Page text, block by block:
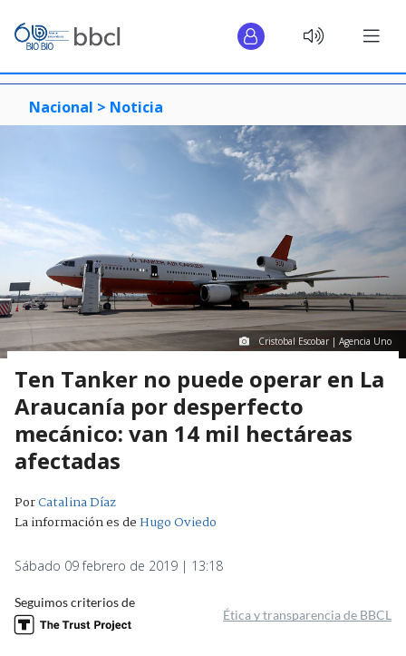
Nacional > Noticia
Cristobal Escobar | Agencia Uno
Ten Tanker no puede operar en La
Araucanía por desperfecto
mecánico: van 14 mil hectáreas
afectadas
PorCatalina Díaz
La información es deHugo Oviedo
Sábado 09 febrero de 2019 | 13:18
Seguimos criterios de
Ética y transparencia de BBCL